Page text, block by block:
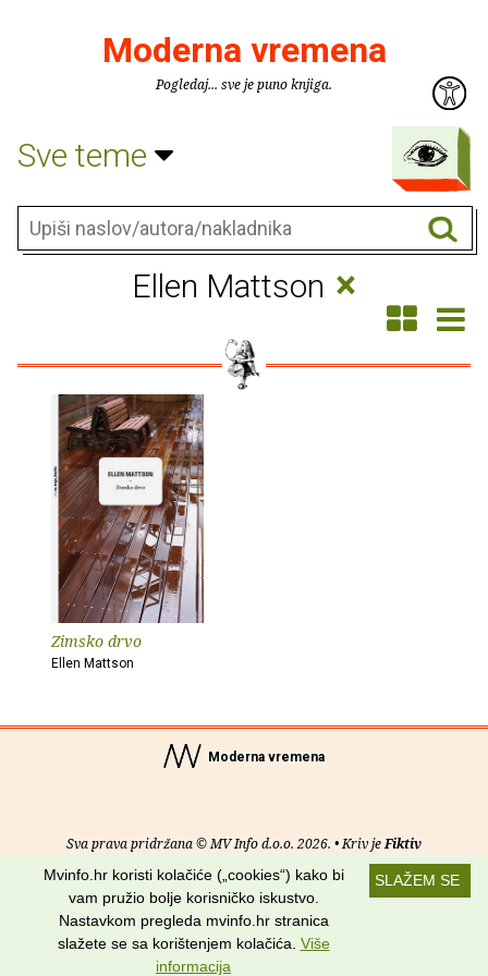
Moderna vremena
Pogledaj... sve je puno knjiga.
Sve teme
Ellen Mattson ×
Zimsko drvo
Ellen Mattson
Moderna vremena
Sva prava pridržana © MV Info d.o.o. 2026. • Kriv jeFiktiv
Uvjeti korištenja RSS kanali
Potraži nas na:
SLAŽEM SE
Mvinfo.hr koristi kolačiće („cookies“) kako bi
vam pružio bolje korisničko iskustvo.
Nastavkom pregleda mvinfo.hr stranica
slažete se sa korištenjem kolačića. Više
informacija